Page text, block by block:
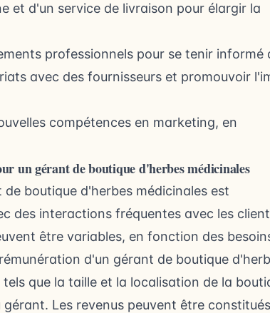
et d'un service de livraison pour élargir la
professionnels pour se tenir informé
avec des fournisseurs et promouvoir
compétences en marketing, en
un gérant de boutique d'herbes médicinales
boutique d'herbes médicinales est
des interactions fréquentes avec les
être variables, en fonction des
d'un gérant de boutique
que la taille et la localisation de la
Les revenus peuvent être